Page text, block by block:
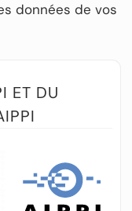
données de vos
ET DU